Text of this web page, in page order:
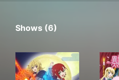
Shows (6)